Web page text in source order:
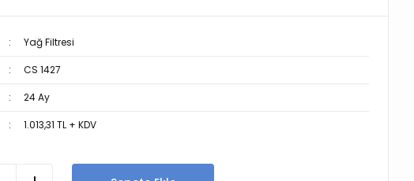
Yağ Filtresi
CS 1427
24 Ay
1.013,31 TL + KDV